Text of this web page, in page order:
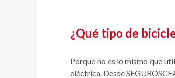
¿Qué tipo de
Porque no es lo mismo que
eléctrica. Desde